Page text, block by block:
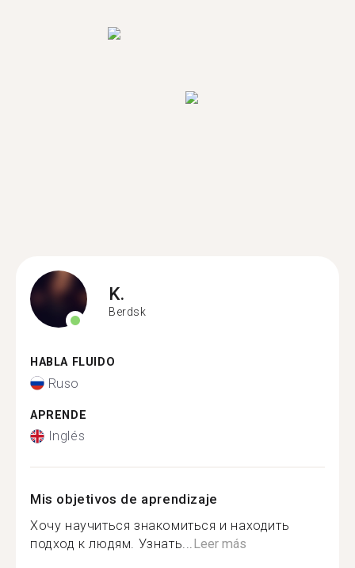
K.
Berdsk
HABLA FLUIDO
Ruso
APRENDE
Inglés
Mis objetivos de aprendizaje
Хочу научиться знакомиться и находить
подход к людям. Узнать...Leer más